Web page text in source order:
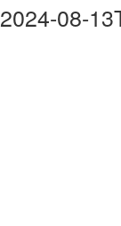
2024-08-